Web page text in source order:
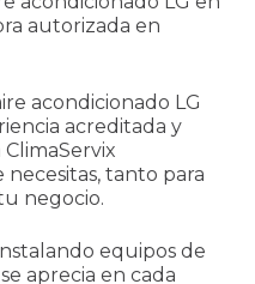
autorizada en
acondicionado LG
acreditada y
tanto para
negocio.
equipos de
aprecia en cada